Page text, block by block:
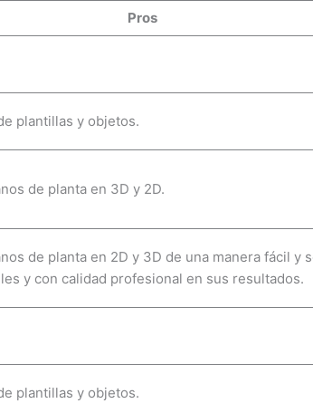
Pros
plantillas y objetos.
de planta en 3D y 2D.
de planta en 2D y 3D de una manera fácil y
y con calidad profesional en sus resultados.
plantillas y objetos.